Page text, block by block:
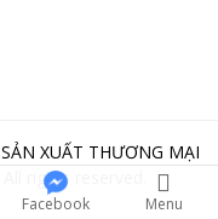
XUẤT THƯƠNG MẠI
. All rights reserved.
Facebook Menu